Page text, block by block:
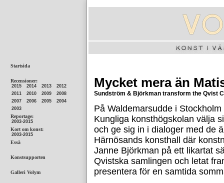
Mycket mera än
Sundström & Björkman transform the Qvist
På Waldemarsudde i
Kungliga konsthögskolan välja
och ge sig in i dialoger med de
Härnösands konsthall där
Janne Björkman på ett likartat
Qvistska samlingen och letat
presentera för en samtida